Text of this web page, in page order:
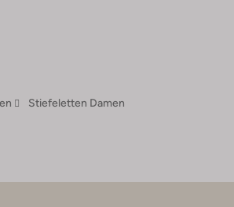
Stiefeletten Damen